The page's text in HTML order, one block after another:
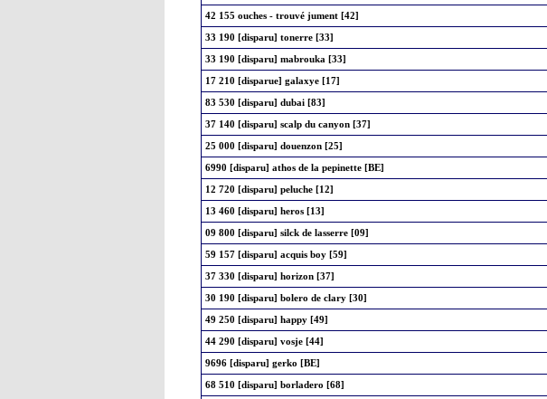
42 155 ouches - trouvé jument [42]
33 190 [disparu] tonerre [33]
33 190 [disparu] mabrouka [33]
17 210 [disparue] galaxye [17]
83 530 [disparu] dubai [83]
37 140 [disparu] scalp du canyon [37]
25 000 [disparu] douenzon [25]
6990 [disparu] athos de la pepinette [BE]
12 720 [disparu] peluche [12]
13 460 [disparu] heros [13]
09 800 [disparu] silck de lasserre [09]
59 157 [disparu] acquis boy [59]
37 330 [disparu] horizon [37]
30 190 [disparu] bolero de clary [30]
49 250 [disparu] happy [49]
44 290 [disparu] vosje [44]
9696 [disparu] gerko [BE]
68 510 [disparu] borladero [68]